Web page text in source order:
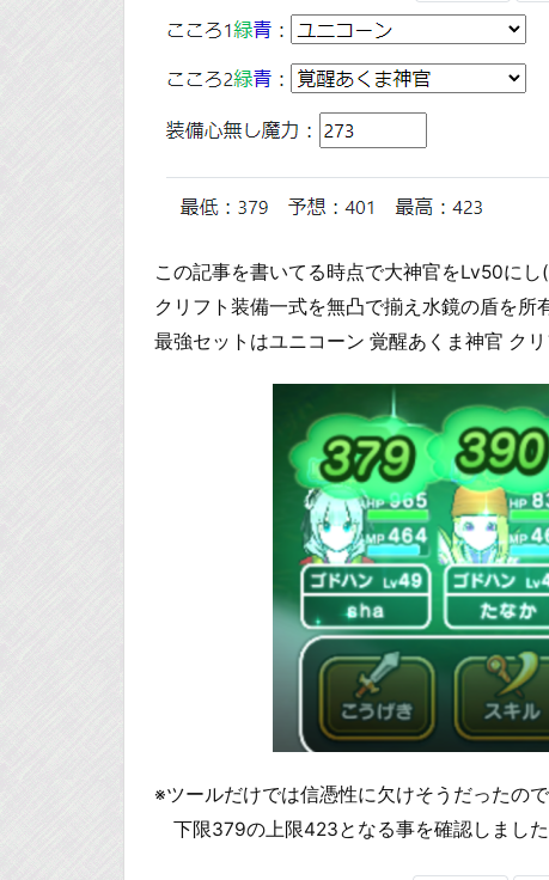
この記事を書いてる時点で大神官をLv50に
クリフト装備一式を無凸で揃え水鏡の盾を所
最強セットはユニコーン 覚醒あくま神官 ク
※ツールだけでは信憑性に欠けそうだったの
下限379の上限423となる事を確認しました